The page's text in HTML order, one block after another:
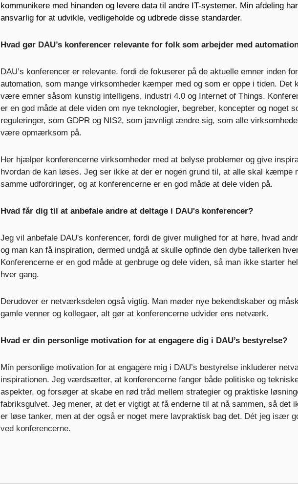
kommunikere med hinanden og levere data til andre IT-systemer. Min afdeling har
ansvarlig for at udvikle, vedligeholde og udbrede disse standarder.
Hvad gør DAU’s konferencer relevante for folk som arbejder med
DAU’s konferencer er relevante, fordi de fokuserer på de aktuelle emner inden for
automation, som mange virksomheder kæmper med og som er oppe i tiden. Det
være emner såsom kunstig intelligens, industri 4.0 og Internet of Things.
er en god måde at dele viden om nye teknologier, begreber, koncepter og noget
reguleringer, som GDPR og NIS2, som jævnligt ændre sig, som alle
være opmærksom på.
Her hjælper konferencerne virksomheder med at belyse problemer og give
hvordan de kan løses. Jeg ser ikke at der er nogen grund til, at alle skal kæmpe
samme udfordringer, og at konferencerne er en god måde at dele viden på.
Hvad får dig til at anbefale andre at deltage i DAU's konferencer?
Jeg vil anbefale DAU's konferencer, fordi de giver mulighed for at høre, hvad
og man kan få inspiration, dermed undgå at skulle opfinde den dybe tallerken
Konferencerne er en god måde at genbruge og dele viden, så man ikke starter
hver gang.
Derudover er netværksdelen også vigtig. Man møder nye bekendtskaber og
gamle venner og kollegaer, alt gør at konferencerne udvider ens netværk.
Hvad er din personlige motivation for at engagere dig i DAU’s bestyrelse?
Min personlige motivation for at engagere mig i DAU’s bestyrelse inkluderer
inspirationen. Jeg værdsætter, at konferencerne fanger både politiske og
aspekter, og forsøger at skabe en rød tråd mellem strategier og praktiske
fabriksgulvet. Jeg mener, at det er vigtigt at få enderne til at nå sammen, så det
er løse tanker, men at der også er noget mere lavpraktisk bag det. Dét jeg især
ved konferencerne.